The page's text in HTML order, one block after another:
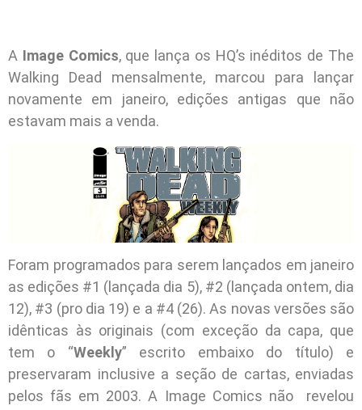
A Image Comics, que lança os HQ’s inéditos de The
Walking Dead mensalmente, marcou para lançar
novamente em janeiro, edições antigas que não
estavam mais a venda.
Foram programados para serem lançados em janeiro
as edições #1 (lançada dia 5), #2 (lançada ontem, dia
12), #3 (pro dia 19) e a #4 (26). As novas versões são
idênticas às originais (com exceção da capa, que
tem o “Weekly” escrito embaixo do título) e
preservaram inclusive a seção de cartas, enviadas
pelos fãs em 2003. A Image Comics não revelou